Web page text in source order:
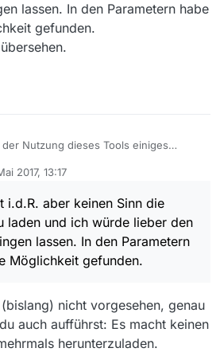
lassen. In den Parametern habe
gefunden.
der Nutzung dieses Tools einiges
Dabei waren auch Dateien,
auch brav, ob er die Datei
Wenn man nicht am Rechner sitzt,
nach 60 Sek. weiter und überschreibt
aber keinen Sinn die selbe datein
würde lieber den Download
gefunden.
übersehen.
2017, 13:17
i.d.R. aber keinen Sinn die
laden und ich würde lieber den
lassen. In den Parametern
Möglichkeit gefunden.
nicht vorgesehen, genau
auch aufführst: Es macht keinen
herunterzuladen.